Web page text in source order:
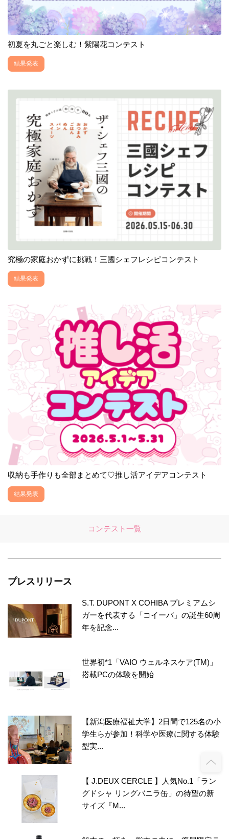
初夏を丸ごと楽しむ！紫陽花コンテスト
結果発表
究極の家庭おかずに挑戦！三國シェフレシピコンテスト
結果発表
収納も手作りも全部まとめて♡推し活アイデアコンテスト
結果発表
コンテスト一覧
プレスリリース
S.T. DUPONT X COHIBA プレミアムシ
ガーを代表する「コイーバ」の誕生60周
年を記念...
世界初*1「VAIO ウェルネスケア(TM)」
搭載PCの体験を開始
【新潟医療福祉大学】2日間で125名の小
学生らが参加！科学や医療に関する体験
型実...
【 J.DEUX CERCLE 】人気No.1「ラン
グドシャ リングバニラ缶」の待望の新
サイズ『M...